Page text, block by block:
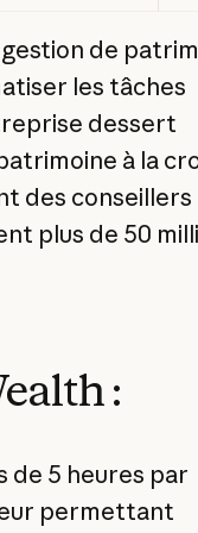
de
les tâches
dessert
à la
des conseillers
plus de 50
:
de 5 heures par
permettant